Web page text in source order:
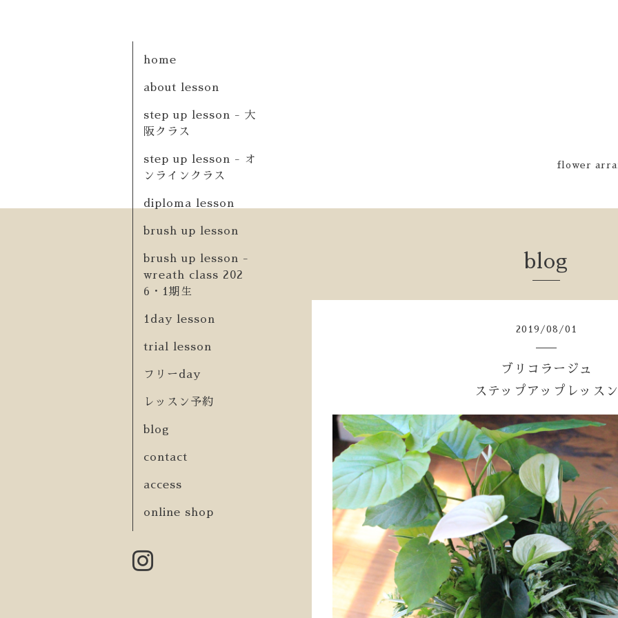
flower
home
about lesson
step up lesson - 大
阪クラス
step up lesson - オ
ンラインクラス
diploma lesson
brush up lesson
brush up lesson -
wreath class 202
6・1期生
1day lesson
trial lesson
フリーday
レッスン予約
blog
contact
access
online shop
blog
2019 /08 /01
ブリコラージュ
ステップアップレッスン